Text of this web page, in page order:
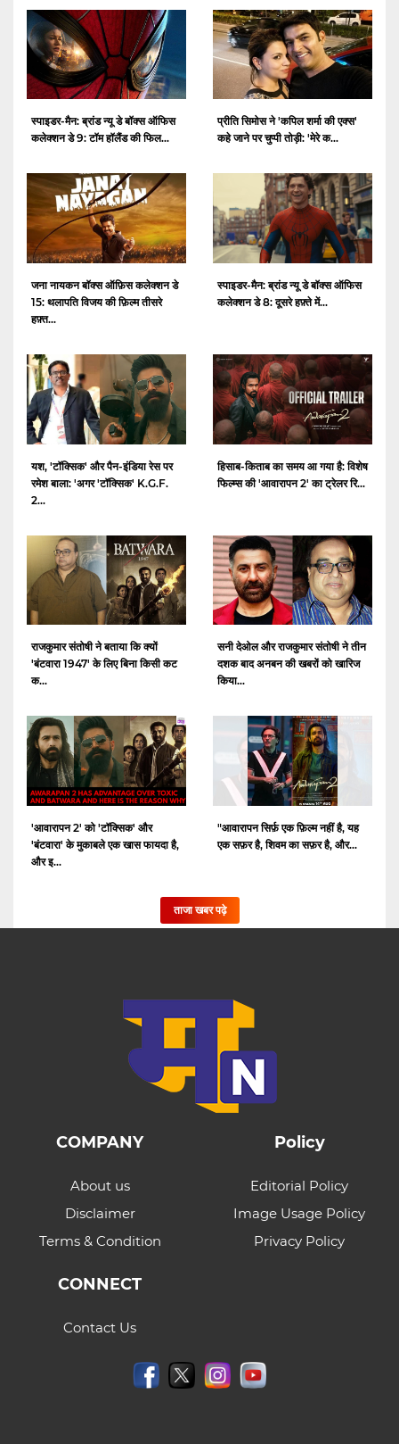
स्पाइडर-मैन: ब्रांड न्यू डे बॉक्स ऑफिस
कलेक्शन डे 9: टॉम हॉलैंड की फिल...
प्रीति सिमोस ने 'कपिल शर्मा की एक्स'
कहे जाने पर चुप्पी तोड़ी: 'मेरे क...
जना नायकन बॉक्स ऑफ़िस कलेक्शन डे
15: थलापति विजय की फ़िल्म तीसरे
हफ़्त...
स्पाइडर-मैन: ब्रांड न्यू डे बॉक्स ऑफिस
कलेक्शन डे 8: दूसरे हफ़्ते में...
यश, 'टॉक्सिक' और पैन-इंडिया रेस पर
रमेश बाला: 'अगर 'टॉक्सिक' K.G.F.
2...
हिसाब-किताब का समय आ गया है: विशेष
फिल्म्स की 'आवारापन 2' का ट्रेलर रि...
राजकुमार संतोषी ने बताया कि क्यों
'बंटवारा 1947' के लिए बिना किसी कट
क...
सनी देओल और राजकुमार संतोषी ने तीन
दशक बाद अनबन की खबरों को खारिज
किया...
'आवारापन 2' को 'टॉक्सिक' और
'बंटवारा' के मुकाबले एक खास फायदा है,
और इ...
"आवारापन सिर्फ़ एक फ़िल्म नहीं है, यह
एक सफ़र है, शिवम का सफ़र है, और...
ताजा खबर पढ़े
COMPANY
About us
Disclaimer
Terms & Condition
Policy
Editorial Policy
Image Usage Policy
Privacy Policy
CONNECT
Contact Us